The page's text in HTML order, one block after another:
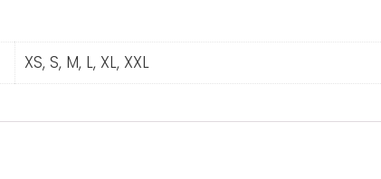
XS, S, M, L, XL, XXL